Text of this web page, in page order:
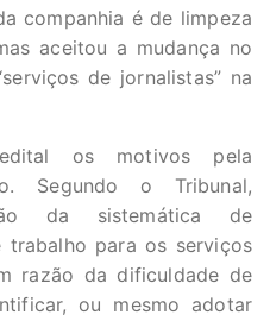
companhia é de limpeza
aceitou a mudança no
de jornalistas” na
os motivos pela
Segundo o Tribunal,
da sistemática de
para os serviços
razão da dificuldade de
ou mesmo adotar